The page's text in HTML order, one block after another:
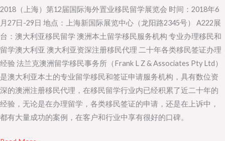
2018（上海）第12届国际海外置业移民留学展览会 时间：2018年6
月27日-29日 地点：上海新国际展览中心（龙阳路2345号） A222展
台：澳大利亚移民留学 澳洲本土留学移民服务机构 专业办理移民和
留学澳大利亚 澳大利亚资深注册移民代理 二十年各类移民签证办理
经验 法兰克澳洲留学移民事务所（Frank L Z & Associates Pty Ltd）
是澳大利亚本土的专业留学移民和签证申请服务机构，具有数位资
深的澳洲注册移民代理，在移民留学行业内已经积累了近二十年的
经验，无论是在办理留学，各类移民签证的申请，还是在上诉中，
都有大量成功的案例，在客户和行业中享有很好的口碑。
移
民
留
学
展